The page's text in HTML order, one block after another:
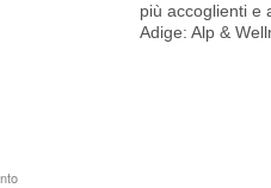
più accoglienti e
Adige: Alp &